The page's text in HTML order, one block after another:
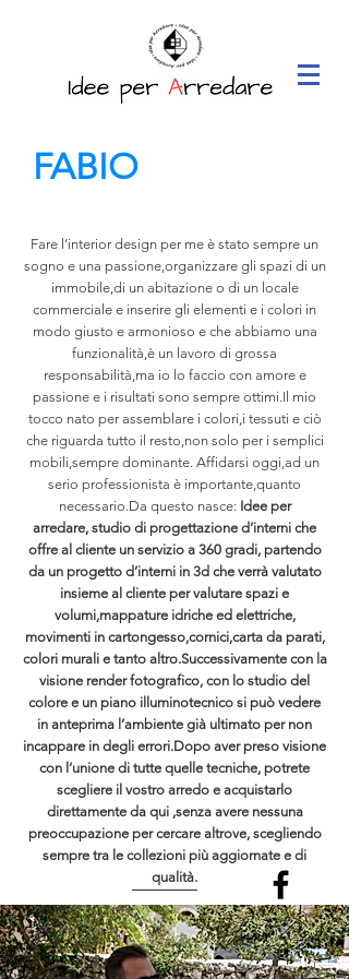
FABIO
Fare l’interior design per me è stato sempre un
sogno e una passione,organizzare gli spazi di un
immobile,di un abitazione o di un locale
commerciale e inserire gli elementi e i colori in
modo giusto e armonioso e che abbiamo una
funzionalità,è un lavoro di grossa
responsabilità,ma io lo faccio con amore e
passione e i risultati sono sempre ottimi.Il mio
tocco nato per assemblare i colori,i tessuti e ciò
che riguarda tutto il resto,non solo per i semplici
mobili,sempre dominante. Affidarsi oggi,ad un
serio professionista è importante,quanto
necessario.Da questo nasce: Idee per
arredare, studio di progettazione d’interni che
offre al cliente un servizio a 360 gradi, partendo
da un progetto d’interni in 3d che verrà valutato
insieme al cliente per valutare spazi e
volumi,mappature idriche ed elettriche,
movimenti in cartongesso,cornici,carta da parati,
colori murali e tanto altro.Successivamente con la
visione render fotografico, con lo studio del
colore e un piano illuminotecnico si può vedere
in anteprima l’ambiente già ultimato per non
incappare in degli errori.Dopo aver preso visione
con l’unione di tutte quelle tecniche, potrete
scegliere il vostro arredo e acquistarlo
direttamente da qui ,senza avere nessuna
preoccupazione per cercare altrove, scegliendo
sempre tra le collezioni più aggiornate e di
qualità.